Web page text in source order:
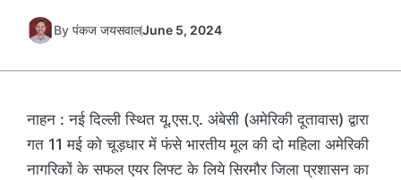
By पंकज जयसवालJune 5, 2024
नाहन : नई दिल्ली स्थित यू.एस.ए. अंबेसी (अमेरिकी दूतावास) द्वारा
गत 11 मई को चूड़धार में फंसे भारतीय मूल की दो महिला अमेरिकी
नागरिकों के सफल एयर लिफ्ट के लिये सिरमौर जिला प्रशासन का